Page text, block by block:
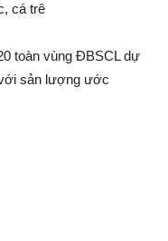
cá trê
toàn vùng ĐBSCL dự
sản lượng ước